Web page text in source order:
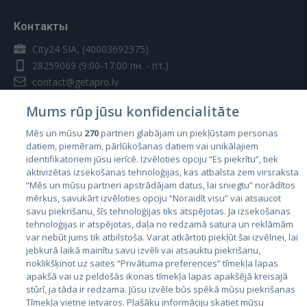
Контакты
City24 SIA, (40003692375)
28259069 (9:00-17:00 пн. - пт.)
contact@getapro.lv
Страны
Эстония
Латвия
Литва
Mums rūp jūsu konfidencialitāte
Mēs un mūsu 270partneri glabājam un piekļūstam personas
datiem, piemēram, pārlūkošanas datiem vai unikālajiem
identifikatoriem jūsu ierīcē. Izvēloties opciju “Es piekrītu”, tiek
aktivizētas izsekošanas tehnoloģijas, kas atbalsta zem virsraksta
“Mēs un mūsu partneri apstrādājam datus, lai sniegtu” norādītos
mērķus, savukārt izvēloties opciju “Noraidīt visu” vai atsaucot
savu piekrišanu, šīs tehnoloģijas tiks atspējotas. Ja izsekošanas
tehnoloģijas ir atspējotas, daļa no redzamā satura un reklāmām
var nebūt jums tik atbilstoša. Varat atkārtoti piekļūt šai izvēlnei, lai
jebkurā laikā mainītu savu izvēli vai atsauktu piekrišanu,
noklikšķinot uz saites “Privātuma preferences” tīmekļa lapas
apakšā vai uz peldošās ikonas tīmekļa lapas apakšējā kreisajā
stūrī, ja tāda ir redzama. Jūsu izvēle būs spēkā mūsu piekrišanas
Tīmekļa vietne ietvaros. Plašāku informāciju skatiet mūsu